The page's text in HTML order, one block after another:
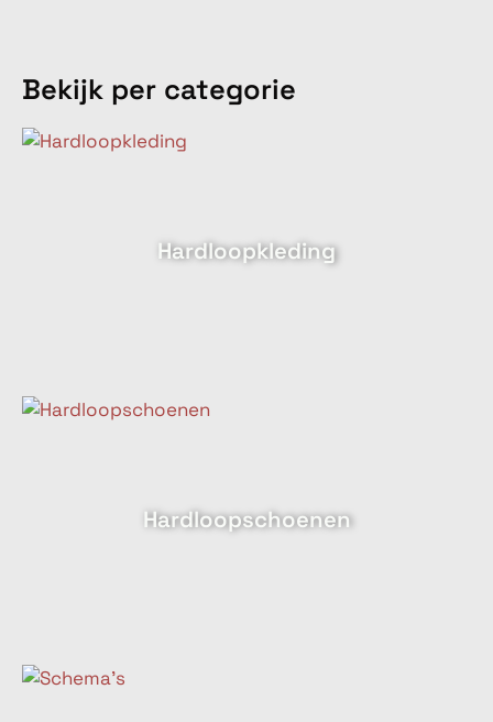
Bekijk per categorie
Hardloopkleding
Hardloopschoenen